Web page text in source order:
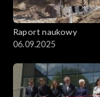
Raport naukowy
06.09.2025